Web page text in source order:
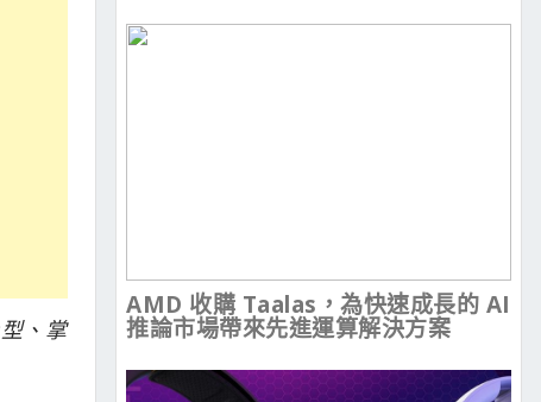
、掌
AMD 收購 Taalas，為快速成長的 AI
推論市場帶來先進運算解決方案